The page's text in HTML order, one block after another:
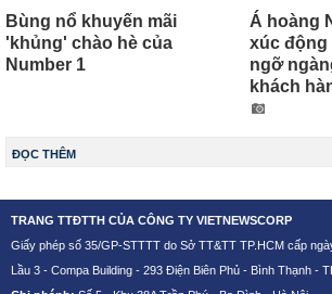
Bùng nổ khuyến mãi
'khủng' chào hè của
Number 1
Á hoàng
xúc
ngỡ
khách
ĐỌC THÊM
TRANG TTĐTTH CỦA CÔNG TY VIETNEWSCORP
Giấy phép số 35/GP-STTTT do Sở TT&TT TP.HCM cấp
Lầu 3 - Compa Building - 293 Điện Biên Phủ - Bình Thạnh -